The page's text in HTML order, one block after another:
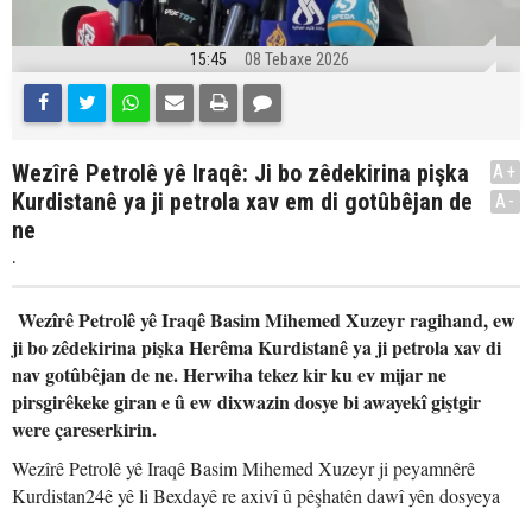
15:45 08 Tebaxe 2026
Wezîrê Petrolê yê Iraqê: Ji bo zêdekirina pişka
Kurdistanê ya ji petrola xav em di gotûbêjan de
ne
.
A+
A-
Wezîrê Petrolê yê Iraqê Basim Mihemed Xuzeyr ragihand, ew
ji bo zêdekirina pişka Herêma Kurdistanê ya ji petrola xav di
nav gotûbêjan de ne. Herwiha tekez kir ku ev mijar ne
pirsgirêkeke giran e û ew dixwazin dosye bi awayekî giştgir
were çareserkirin.
Wezîrê Petrolê yê Iraqê Basim Mihemed Xuzeyr ji peyamnêrê
Kurdistan24ê yê li Bexdayê re axivî û pêşhatên dawî yên dosyeya